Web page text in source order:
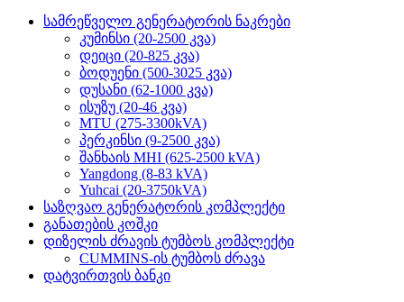
სამრეწველო გენერატორის ნაკრები
კუმინსი (20-2500 კვა)
დეიცი (20-825 კვა)
ბოდუენი (500-3025 კვა)
დუსანი (62-1000 კვა)
ისუზუ (20-46 კვა)
MTU (275-3300kVA)
პერკინსი (9-2500 კვა)
შანხაის MHI (625-2500 kVA)
Yangdong (8-83 kVA)
Yuhcai (20-3750kVA)
საზღვაო გენერატორის კომპლექტი
განათების კოშკი
დიზელის ძრავის ტუმბოს კომპლექტი
CUMMINS-ის ტუმბოს ძრავა
დატვირთვის ბანკი